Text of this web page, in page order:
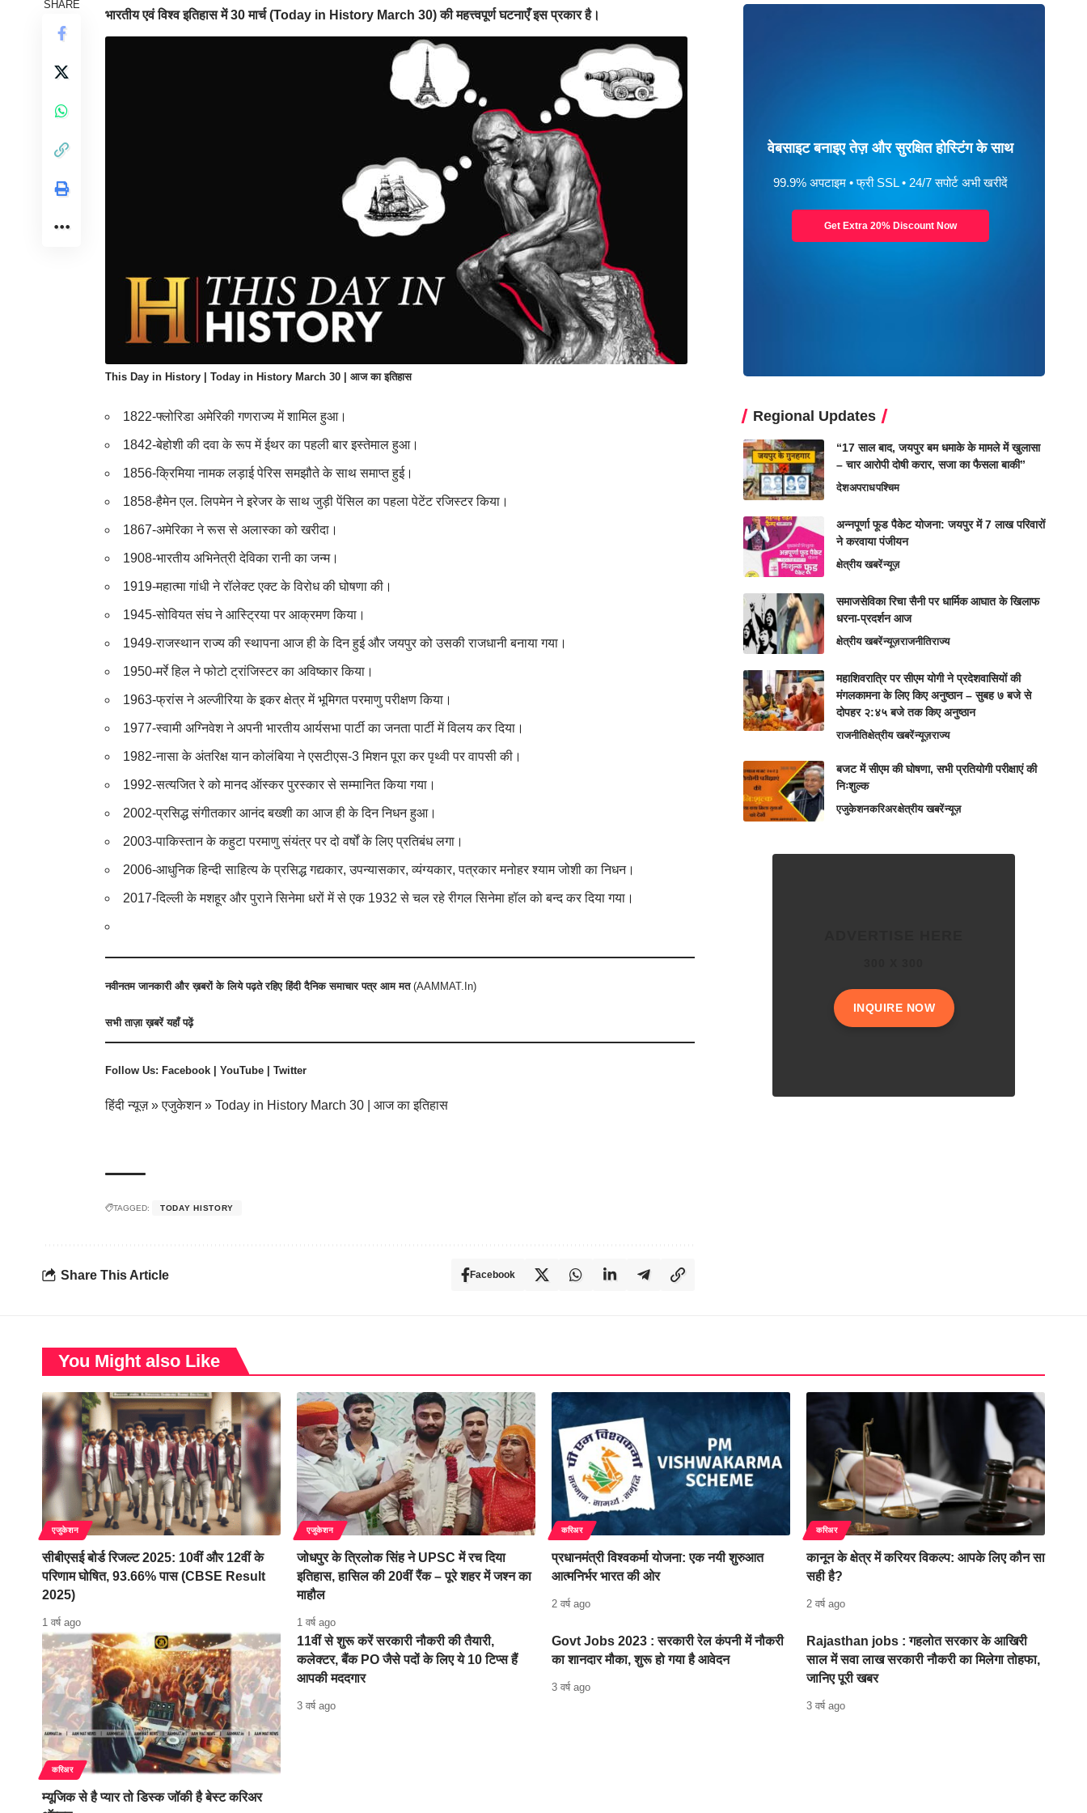
SHARE
भारतीय एवं विश्व इतिहास में 30 मार्च (Today in History March 30) की महत्त्वपूर्ण घटनाएँ इस प्रकार है।
This Day in History | Today in History March 30 | आज का इतिहास
1822-फ्लोरिडा अमेरिकी गणराज्य में शामिल हुआ।
1842-बेहोशी की दवा के रूप में ईथर का पहली बार इस्तेमाल हुआ।
1856-क्रिमिया नामक लड़ाई पेरिस समझौते के साथ समाप्त हुई।
1858-हैमेन एल. लिपमेन ने इरेजर के साथ जुड़ी पेंसिल का पहला पेटेंट रजिस्टर किया।
1867-अमेरिका ने रूस से अलास्का को खरीदा।
1908-भारतीय अभिनेत्री देविका रानी का जन्म।
1919-महात्मा गांधी ने रॉलेक्ट एक्ट के विरोध की घोषणा की।
1945-सोवियत संघ ने आस्ट्रिया पर आक्रमण किया।
1949-राजस्थान राज्य की स्थापना आज ही के दिन हुई और जयपुर को उसकी राजधानी बनाया गया।
1950-मर्रे हिल ने फोटो ट्रांजिस्टर का अविष्कार किया।
1963-फ्रांस ने अल्जीरिया के इकर क्षेत्र में भूमिगत परमाणु परीक्षण किया।
1977-स्वामी अग्निवेश ने अपनी भारतीय आर्यसभा पार्टी का जनता पार्टी में विलय कर दिया।
1982-नासा के अंतरिक्ष यान कोलंबिया ने एसटीएस-3 मिशन पूरा कर पृथ्वी पर वापसी की।
1992-सत्यजित रे को मानद ऑस्कर पुरस्कार से सम्मानित किया गया।
2002-प्रसिद्ध संगीतकार आनंद बख्शी का आज ही के दिन निधन हुआ।
2003-पाकिस्तान के कहुटा परमाणु संयंत्र पर दो वर्षों के लिए प्रतिबंध लगा।
2006-आधुनिक हिन्दी साहित्य के प्रसिद्ध गद्यकार, उपन्यासकार, व्यंग्यकार, पत्रकार मनोहर श्याम जोशी का निधन।
2017-दिल्ली के मशहूर और पुराने सिनेमा धरों में से एक 1932 से चल रहे रीगल सिनेमा हॉल को बन्द कर दिया गया।
नवीनतम जानकारी और ख़बरों के लिये पढ़ते रहिए हिंदी दैनिक समाचार पत्र आम मत(AAMMAT.In)
सभीताज़ा ख़बरेंयहाँ पढ़ें
Follow Us: Facebook YouTube Twitter
हिंदी न्यूज़»एजुकेशन» Today in History March 30 | आज का इतिहास
TAGGED: TODAY HISTORY
Share This Article Facebook
वेबसाइट बनाइए तेज़ और सुरक्षित होस्टिंग के साथ
99.9% अपटाइम • फ्री SSL • 24/7 सपोर्ट अभी खरीदें
Get Extra 20% Discount Now
Regional Updates
“17 साल बाद, जयपुर बम धमाके के मामले में खुलासा
– चार आरोपी दोषी करार, सजा का फैसला बाकी”
देशअपराधपश्चिम
अन्नपूर्णा फूड पैकेट योजना: जयपुर में 7 लाख परिवारों
ने करवाया पंजीयन
क्षेत्रीय खबरेंन्यूज़
समाजसेविका रिचा सैनी पर धार्मिक आघात के खिलाफ
धरना-प्रदर्शन आज
क्षेत्रीय खबरेंन्यूज़राजनीतिराज्य
महाशिवरात्रि पर सीएम योगी ने प्रदेशवासियों की
मंगलकामना के लिए किए अनुष्ठान – सुबह ७ बजे से
दोपहर २:४५ बजे तक किए अनुष्ठान
राजनीतिक्षेत्रीय खबरेंन्यूज़राज्य
बजट में सीएम की घोषणा, सभी प्रतियोगी परीक्षाएं की
निःशुल्क
एजुकेशनकरिअरक्षेत्रीय खबरेंन्यूज़
INQUIRE NOW
You Might also Like
एजुकेशन
सीबीएसई बोर्ड रिजल्ट 2025: 10वीं और 12वीं के
परिणाम घोषित, 93.66% पास (CBSE Result
2025)
1 वर्ष ago
एजुकेशन
जोधपुर के त्रिलोक सिंह ने UPSC में रच दिया
इतिहास, हासिल की 20वीं रैंक – पूरे शहर में जश्न का
माहौल
1 वर्ष ago
करिअर
प्रधानमंत्री विश्वकर्मा योजना: एक नयी शुरुआत
आत्मनिर्भर भारत की ओर
2 वर्ष ago
करिअर
कानून के क्षेत्र में करियर विकल्प: आपके लिए कौन सा
सही है?
2 वर्ष ago
करिअर
म्यूजिक से है प्यार तो डिस्क जॉकी है बेस्ट करिअर
11वीं से शुरू करें सरकारी नौकरी की तैयारी,
कलेक्टर, बैंक PO जैसे पदों के लिए ये 10 टिप्स हैं
आपकी मददगार
3 वर्ष ago
Govt Jobs 2023 : सरकारी रेल कंपनी में नौकरी
का शानदार मौका, शुरू हो गया है आवेदन
3 वर्ष ago
Rajasthan jobs : गहलोत सरकार के आखिरी
साल में सवा लाख सरकारी नौकरी का मिलेगा तोहफा,
जानिए पूरी खबर
3 वर्ष ago